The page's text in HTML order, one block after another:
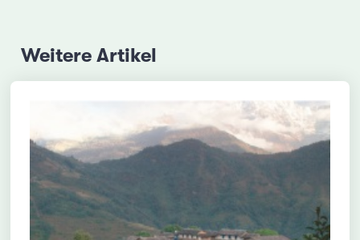
Weitere Artikel